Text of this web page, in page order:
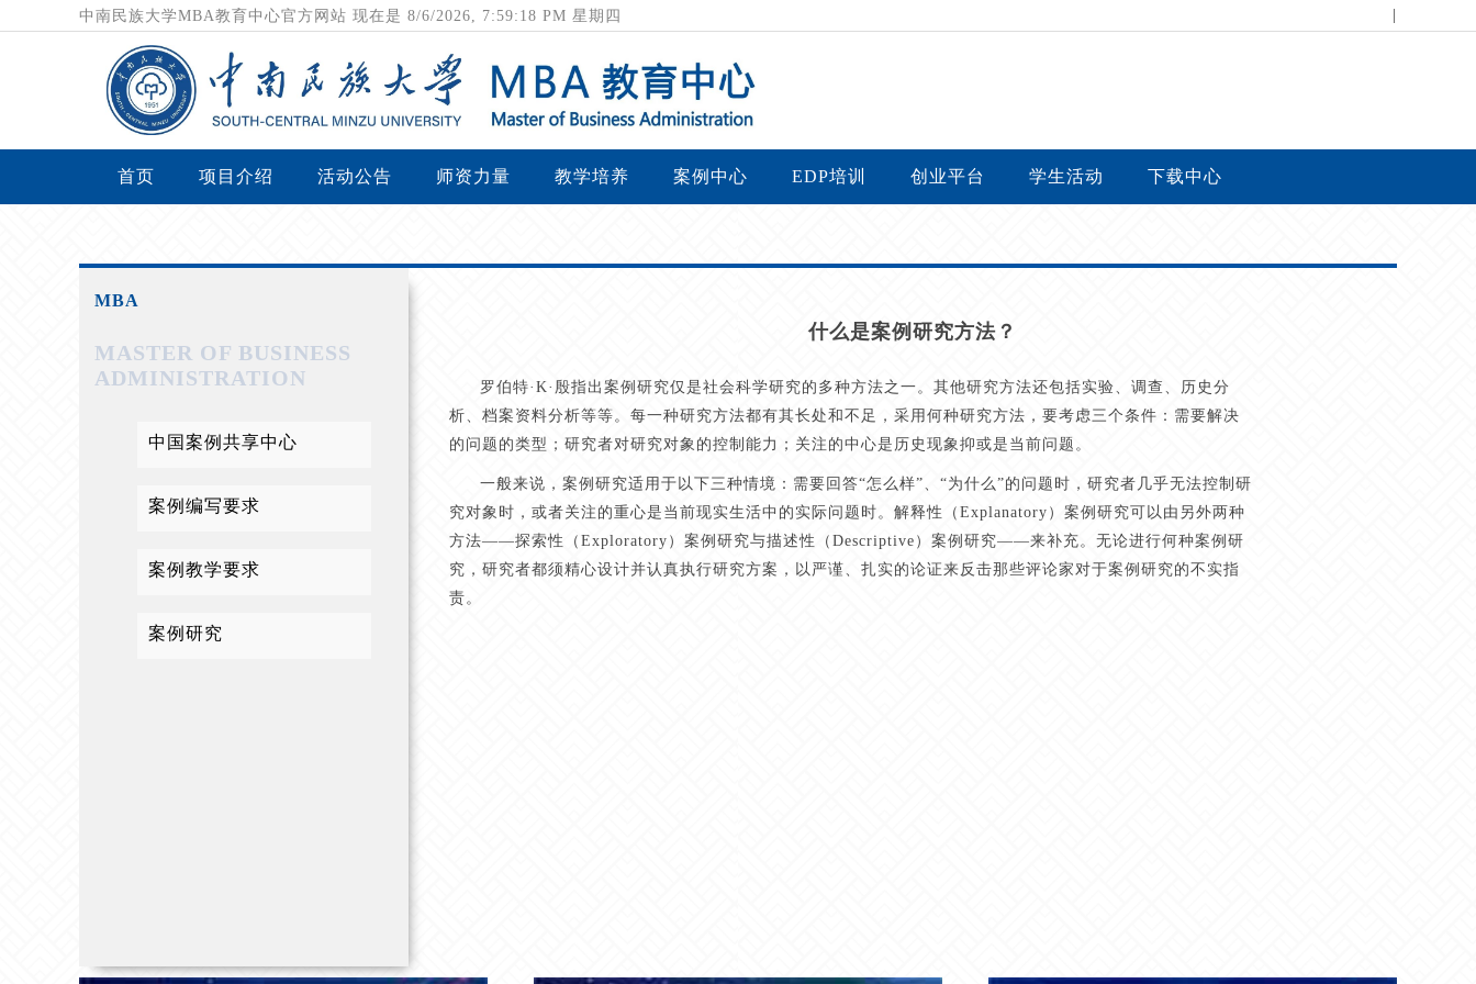
中南民族大学MBA教育中心官方网站 现在是 8/6/2026, 7:59:19 PM 星期四
首页 项目介绍 活动公告 师资力量 教学培养 案例中心 EDP培训 创业平台 学生活动 下载中心
MBA
MASTER OF BUSINESS
ADMINISTRATION
中国案例共享中心
案例编写要求
案例教学要求
案例研究
什么是案例研究方法？
罗伯特·K·殷指出案例研究仅是社会科学研究的多种方法之一。其他研究方法还包括实验、调查、历史分
析、档案资料分析等等。每一种研究方法都有其长处和不足，采用何种研究方法，要考虑三个条件：需要解决
的问题的类型；研究者对研究对象的控制能力；关注的中心是历史现象抑或是当前问题。
一般来说，案例研究适用于以下三种情境：需要回答“怎么样”、“为什么”的问题时，研究者几乎无法控制研
究对象时，或者关注的重心是当前现实生活中的实际问题时。解释性（Explanatory）案例研究可以由另外两种
方法——探索性（Exploratory）案例研究与描述性（Descriptive）案例研究——来补充。无论进行何种案例研
究，研究者都须精心设计并认真执行研究方案，以严谨、扎实的论证来反击那些评论家对于案例研究的不实指
责。